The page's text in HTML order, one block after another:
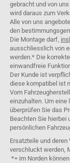
gebracht und von
wird daraus zum
Alle von uns
den
Die Montage darf,
ausschliesslich von
werden.* Die
einwandfreie
Der Kunde ist
diese kompatibel ist
Vom
einzuhalten. Um
überprüfen Sie das
Beachten Sie hierbei
persönlichen
Ersatzteile und
verschluckt werden,
*= im Norden